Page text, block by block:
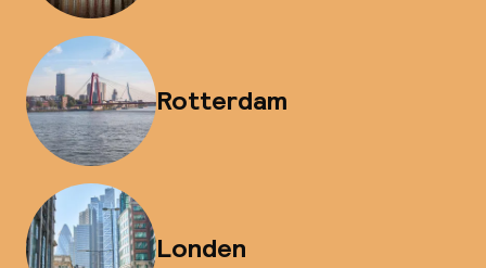
Rotterdam
Londen